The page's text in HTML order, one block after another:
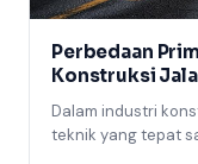
Perbedaan
Konstruksi
Dalam industri
teknik yang tepat